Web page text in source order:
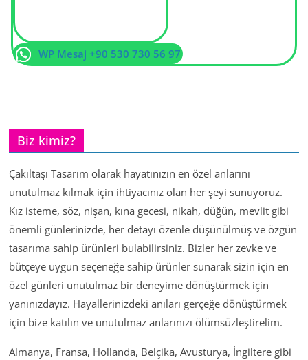
WP Mesaj +90 530 730 56 97
Biz kimiz?
Çakıltaşı Tasarım olarak hayatınızın en özel anlarını
unutulmaz kılmak için ihtiyacınız olan her şeyi sunuyoruz.
Kız isteme, söz, nişan, kına gecesi, nikah, düğün, mevlit gibi
önemli günlerinizde, her detayı özenle düşünülmüş ve özgün
tasarıma sahip ürünleri bulabilirsiniz. Bizler her zevke ve
bütçeye uygun seçeneğe sahip ürünler sunarak sizin için en
özel günleri unutulmaz bir deneyime dönüştürmek için
yanınızdayız. Hayallerinizdeki anıları gerçeğe dönüştürmek
için bize katılın ve unutulmaz anlarınızı ölümsüzleştirelim.
Almanya, Fransa, Hollanda, Belçika, Avusturya, İngiltere gibi